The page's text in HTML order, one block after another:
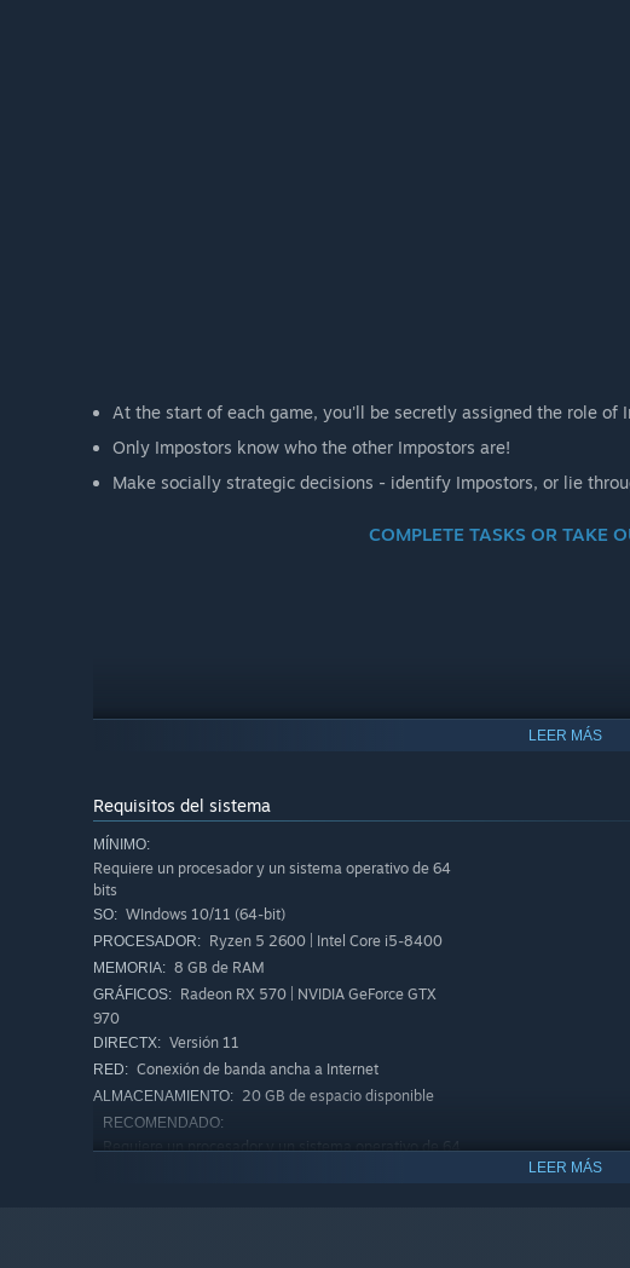
At the start of each game, you'll be secretly assigned the role of
Only Impostors know who the other Impostors are!
Make socially strategic decisions - identify Impostors, or lie
COMPLETE TASKS OR TAKE
As an Innocent, complete tricky and tactile tasks while being on
As an Impostor, take out Innocents while remaining undetected!
VOTE OUT IMPOSTORS OR
LEER MÁS
Requisitos del sistema
MÍNIMO:
Requiere un procesador y un sistema operativo de 64
bits
SO: WIndows 10/11 (64-bit)
PROCESADOR: Ryzen 5 2600 | Intel Core i5-8400
MEMORIA: 8 GB de RAM
GRÁFICOS: Radeon RX 570 | NVIDIA GeForce GTX
970
DIRECTX: Versión 11
RED: Conexión de banda ancha a Internet
ALMACENAMIENTO: 20 GB de espacio disponible
RECOMENDADO:
Requiere un procesador y un sistema operativo de 64
LEER MÁS